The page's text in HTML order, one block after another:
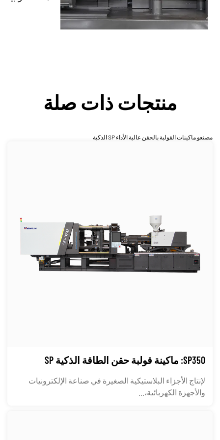
منتجات ذات صلة
مصنعو ماكينات القولبة بالحقن عالية الأداء SP الذكية
SP350: ماكينة قولبة حقن الطاقة الذكية SP
لإنتاج الأجزاء البلاستيكية الصغيرة في صناعة الإلكترونيات
والأجهزة الكهربائية،...